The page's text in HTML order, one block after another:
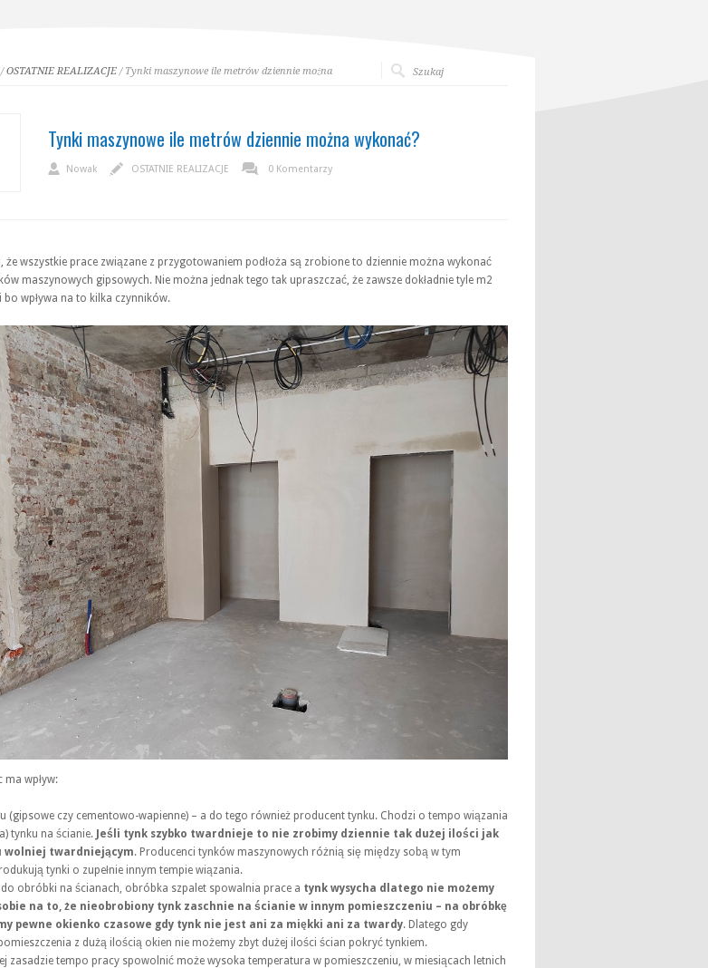
OSTATNIE REALIZACJE/ Tynki maszynowe ile metrów dziennie można
Tynki maszynowe ile metrów dziennie można wykonać?
Nowak OSTATNIE REALIZACJE 0 Komentarzy
że wszystkie prace związane z przygotowaniem podłoża są zrobione to dziennie można wykonać
maszynowych gipsowych. Nie można jednak tego tak upraszczać, że zawsze dokładnie tyle m2
wpływa na to kilka czynników.
ma wpływ:
(gipsowe czy cementowo-wapienne) – a do tego również producent tynku. Chodzi o tempo wiązania
tynku na ścianie. Jeśli tynk szybko twardnieje to nie zrobimy dziennie tak dużej ilości jak
wolniej twardniejącym. Producenci tynków maszynowych różnią się między sobą w tym
tynki o zupełnie innym tempie wiązania.
obróbki na ścianach, obróbka szpalet spowalnia prace a tynk wysycha dlatego nie możemy
na to, że nieobrobiony tynk zaschnie na ścianie w innym pomieszczeniu – na obróbkę
pewne okienko czasowe gdy tynk nie jest ani za miękki ani za twardy. Dlatego gdy
z dużą ilością okien nie możemy zbyt dużej ilości ścian pokryć tynkiem.
zasadzie tempo pracy spowolnić może wysoka temperatura w pomieszczeniu, w miesiącach letnich